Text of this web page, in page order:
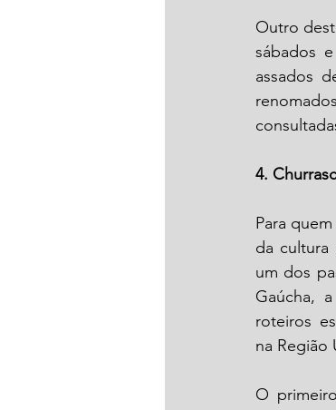
Outro
sábados
assados
4.
Para
da cultura
um dos
Gaúcha,
roteiros
na Região
O